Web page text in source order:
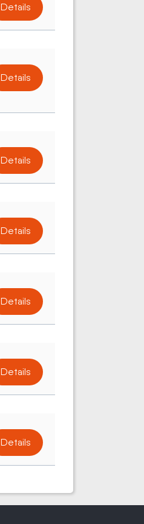
Details
Details
Details
Details
Details
Details
Details